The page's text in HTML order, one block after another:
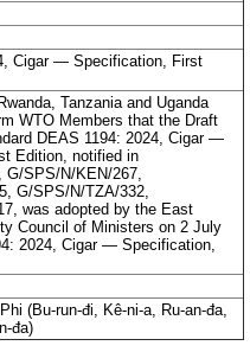
Cigar — Specification, First
Tanzania and Uganda
WTO Members that the Draft
DEAS 1194: 2024, Cigar —
Edition, notified in
SPS/N/KEN/267,
G/SPS/N/TZA/332,
was adopted by the East
Council of Ministers on 2 July
2024, Cigar — Specification,
(Bu-run-đi, Kê-ni-a, Ru-an-đa,
đa)